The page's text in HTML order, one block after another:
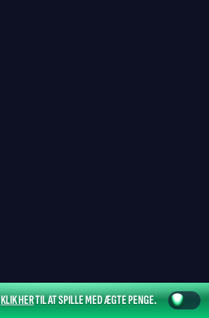
KLIK HERTIL AT SPILLE MED ÆGTE PENGE.